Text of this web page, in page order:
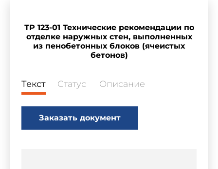
ТР 123-01 Технические рекомендации по
отделке наружных стен, выполненных
из пенобетонных блоков (ячеистых
бетонов)
Текст Статус Описание
Заказать документ